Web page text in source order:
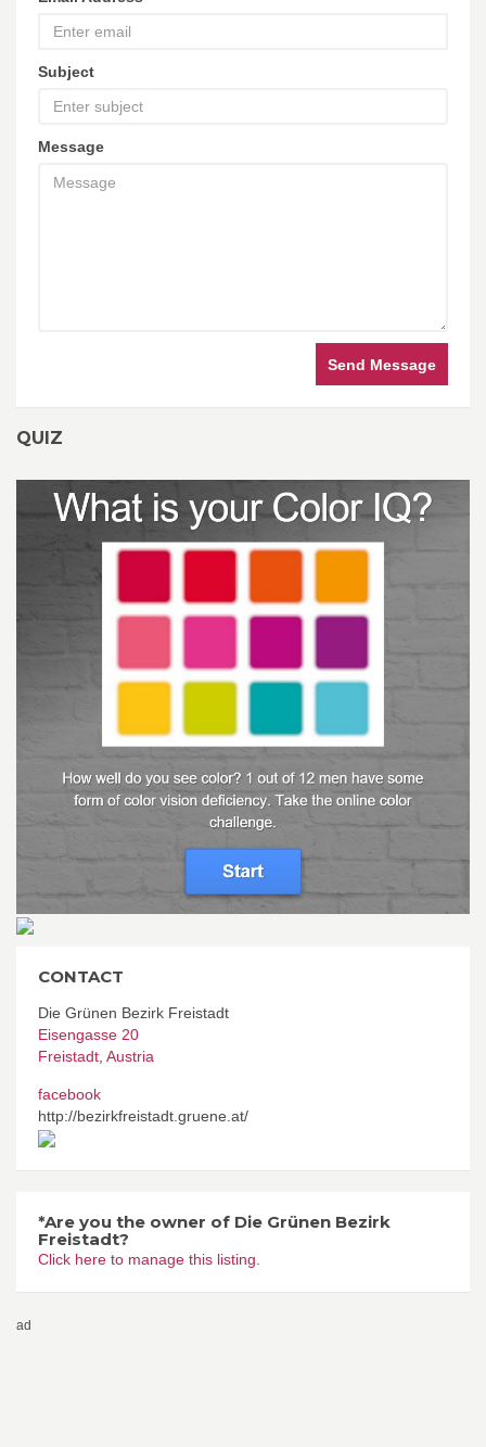
Subject
Message
Send Message
QUIZ
CONTACT
Die Grünen Bezirk Freistadt
Eisengasse 20
Freistadt Austria
facebook
http://bezirkfreistadt.gruene.at/
*Are you the owner of Die Grünen Bezirk
Freistadt?
Click here to manage this listing.
ad